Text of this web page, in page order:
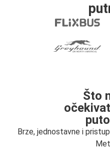
Što
Brze, jednostavne i